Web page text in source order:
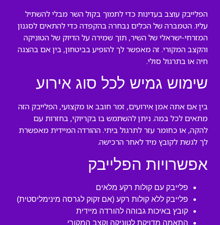
הפלייבק עוצב בעדינות כדי לתמוך בקול השר מבלי להשתיל
עליו. הטמברה של הכלים נבחרה בהקפדה כדי להתאים לסגנון
המזרחי-ישראלי של השיר, תוך שמירה על הדיוק של הטוניקה
והקצב המקורי. זה מאפשר לך להופיע בביטחון, בין אם בהצגה
חיה או בתרגול סולי.
שימוש גמיש לכל סוג אירוע
בין אם אתה אמן אירועים, זמר חובב או מקצועי, הפלייבק הזה
מתאים לכל במה. ניתן להשתמש בו בקריוקי, בחזרות עם
להקה, או כחומר עזר לתרגול ביתי. ההורדה המיידית מאפשרת
לך לגשת לקובץ מיד לאחר הרכישה.
אפשרויות הפלייבק
פלייבק עם קולות רקע מלאים
פלייבק ללא קולות רקע (אם זקוק לגרסה מינימליסטית)
קובץ באיכות גבוהה להורדה מיידית
התאמה מדויקת לטוניקה וקצב המקורי